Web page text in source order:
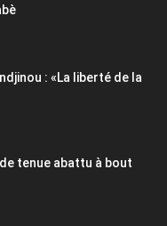
: «La liberté de la
tenue abattu à bout